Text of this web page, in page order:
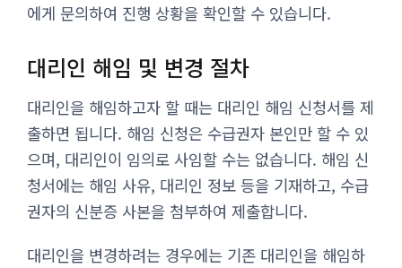
에게 문의하여 진행 상황을 확인할 수 있습니다.
대리인 해임 및 변경 절차
대리인을 해임하고자 할 때는 대리인 해임 신청서를 제
출하면 됩니다. 해임 신청은 수급권자 본인만 할 수 있
으며, 대리인이 임의로 사임할 수는 없습니다. 해임 신
청서에는 해임 사유, 대리인 정보 등을 기재하고, 수급
권자의 신분증 사본을 첨부하여 제출합니다.
대리인을 변경하려는 경우에는 기존 대리인을 해임하